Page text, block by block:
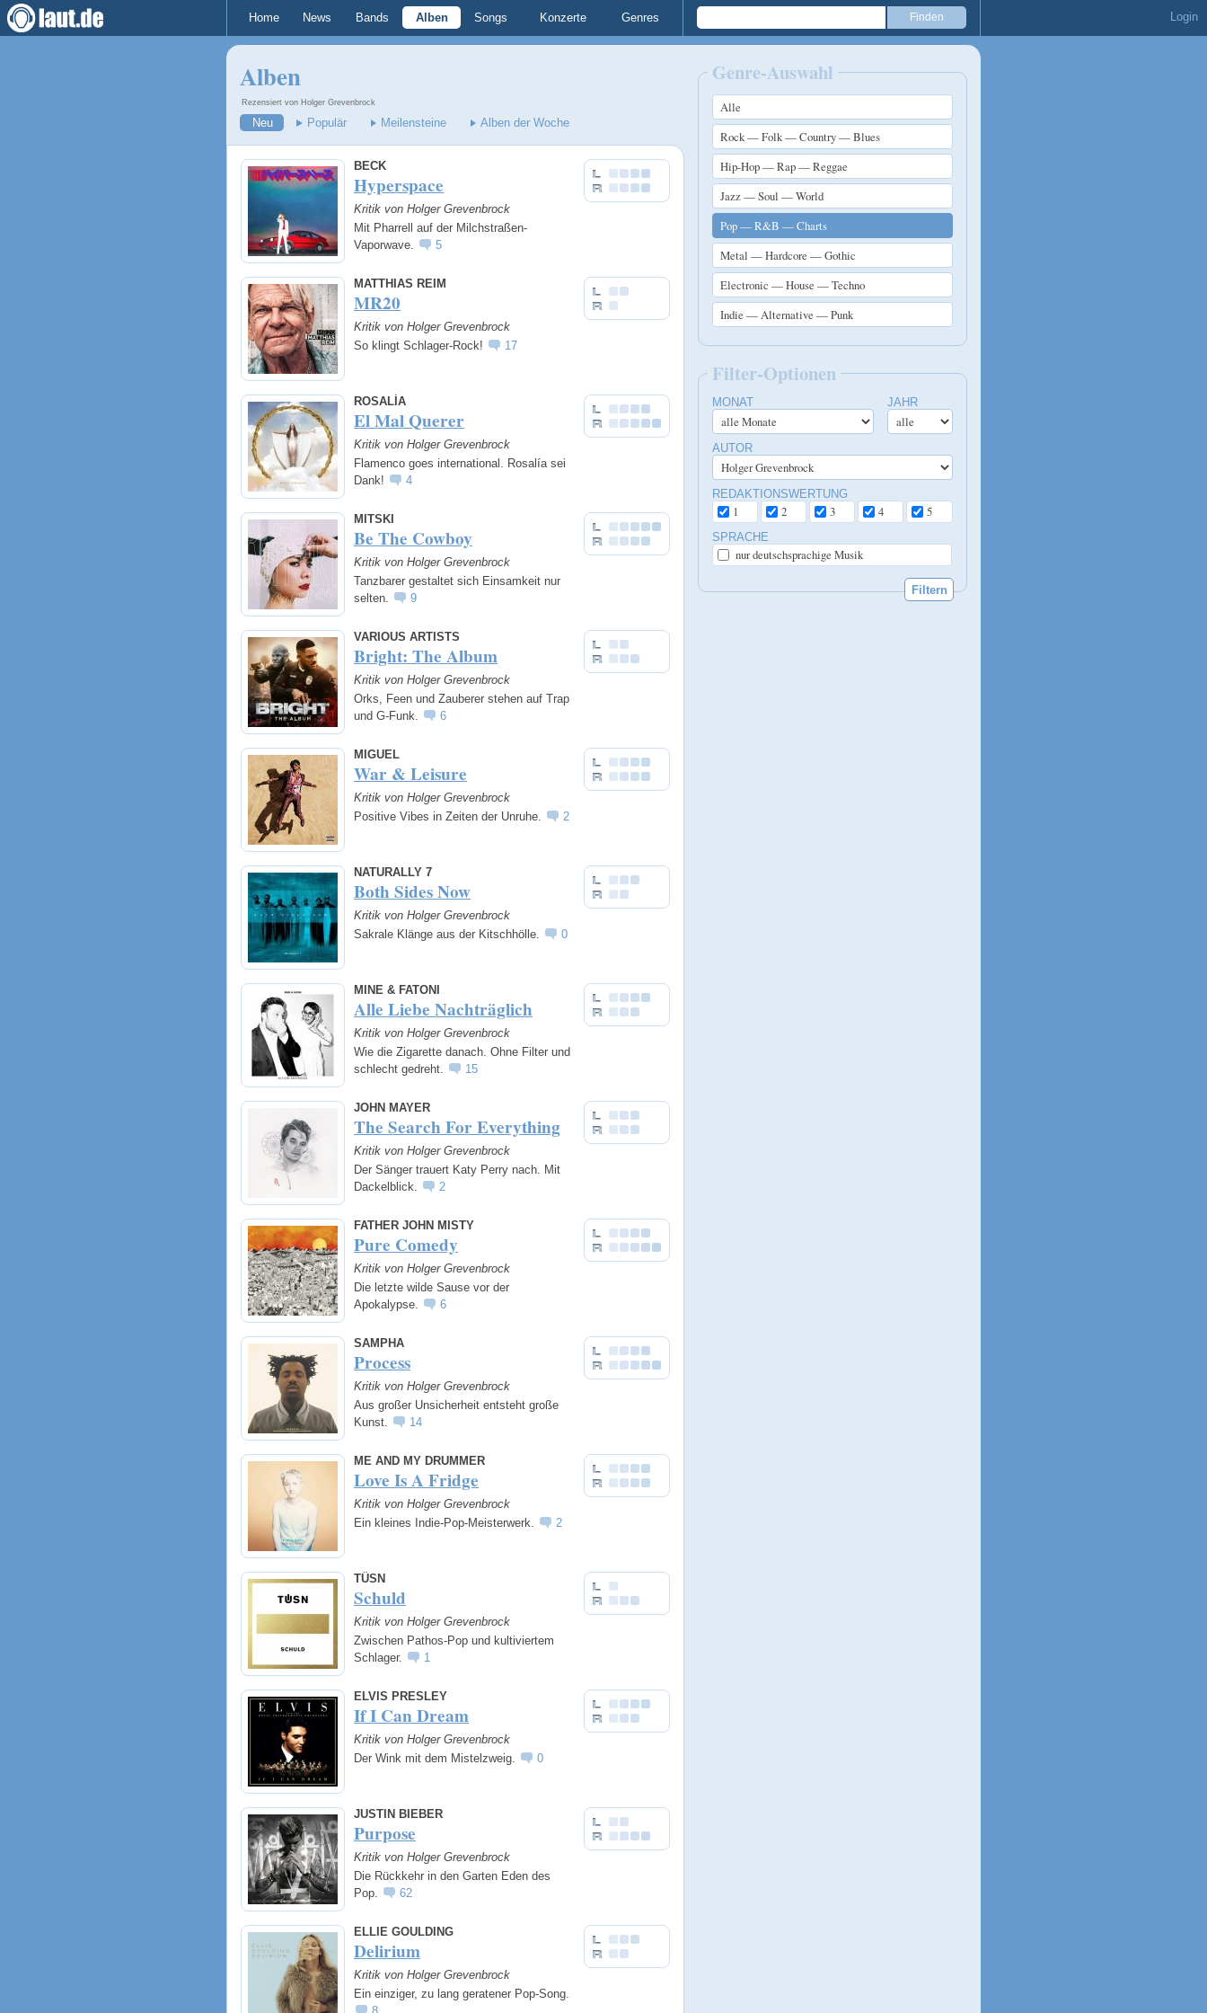
Home News Bands Alben Songs Konzerte Genres Login
Alben
Rezensiert von Holger Grevenbrock
Neu Populär Meilensteine Alben der Woche
BECK
Hyperspace
Kritik von Holger Grevenbrock
Mit Pharrell auf der Milchstraßen-
Vaporwave.
5
MATTHIAS REIM
MR20
Kritik von Holger Grevenbrock
So klingt Schlager-Rock!
17
ROSALÍA
El Mal Querer
Kritik von Holger Grevenbrock
Flamenco goes international. Rosalía sei
Dank!
4
MITSKI
Be The Cowboy
Kritik von Holger Grevenbrock
Tanzbarer gestaltet sich Einsamkeit nur
selten.
9
VARIOUS ARTISTS
Bright: The Album
Kritik von Holger Grevenbrock
Orks, Feen und Zauberer stehen auf Trap
und G-Funk.
6
MIGUEL
War & Leisure
Kritik von Holger Grevenbrock
Positive Vibes in Zeiten der Unruhe.
2
NATURALLY 7
Both Sides Now
Kritik von Holger Grevenbrock
Sakrale Klänge aus der Kitschhölle.
0
MINE & FATONI
Alle Liebe Nachträglich
Kritik von Holger Grevenbrock
Wie die Zigarette danach. Ohne Filter und
schlecht gedreht.
15
JOHN MAYER
The Search For Everything
Kritik von Holger Grevenbrock
Der Sänger trauert Katy Perry nach. Mit
Dackelblick.
2
FATHER JOHN MISTY
Pure Comedy
Kritik von Holger Grevenbrock
Die letzte wilde Sause vor der
Apokalypse.
6
SAMPHA
Process
Kritik von Holger Grevenbrock
Aus großer Unsicherheit entsteht große
Kunst.
14
ME AND MY DRUMMER
Love Is A Fridge
Kritik von Holger Grevenbrock
Ein kleines Indie-Pop-Meisterwerk.
2
TÜSN
Schuld
Kritik von Holger Grevenbrock
Zwischen Pathos-Pop und kultiviertem
Schlager.
1
ELVIS PRESLEY
If I Can Dream
Kritik von Holger Grevenbrock
Der Wink mit dem Mistelzweig.
0
JUSTIN BIEBER
Purpose
Kritik von Holger Grevenbrock
Die Rückkehr in den Garten Eden des
Pop.
62
ELLIE GOULDING
Delirium
Kritik von Holger Grevenbrock
Ein einziger, zu lang geratener Pop-Song.
Genre-Auswahl
Alle
Rock — Folk — Country — Blues
Hip-Hop — Rap — Reggae
Jazz — Soul — World
Pop — R&B — Charts
Metal — Hardcore — Gothic
Electronic — House — Techno
Indie — Alternative — Punk
Filter-Optionen
MONAT JAHR
AUTOR
REDAKTIONSWERTUNG
1 2 3 4 5
SPRACHE
nur deutschsprachige Musik